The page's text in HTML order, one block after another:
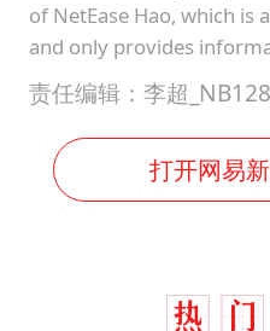
of NetEase Hao, which is
and only provides
责任编辑：李超
打开网易